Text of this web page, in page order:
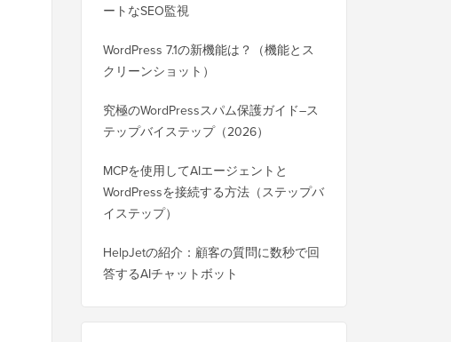
ートなSEO監視
WordPress 7.1の新機能は？（機能とス
クリーンショット）
究極のWordPressスパム保護ガイド–ス
テップバイステップ（2026）
MCPを使用してAIエージェントと
WordPressを接続する方法（ステップバ
イステップ）
HelpJetの紹介：顧客の質問に数秒で回
答するAIチャットボット